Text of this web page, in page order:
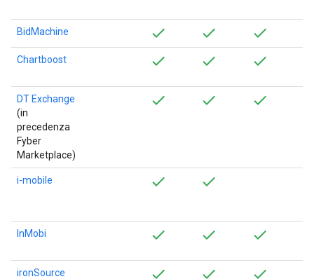
BidMachine
Chartboost
DT Exchange
(in
precedenza
Fyber
Marketplace)
i-mobile
InMobi
ironSource